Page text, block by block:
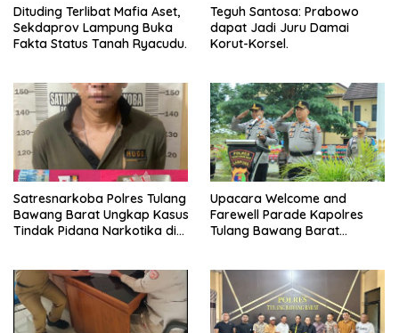
Dituding Terlibat Mafia Aset,
Sekdaprov Lampung Buka
Fakta Status Tanah Ryacudu.
Teguh Santosa: Prabowo
dapat Jadi Juru Damai
Korut-Korsel.
Satresnarkoba Polres Tulang
Bawang Barat Ungkap Kasus
Tindak Pidana Narkotika di
Upacara Welcome and
Farewell Parade Kapolres
Tulang Bawang Barat